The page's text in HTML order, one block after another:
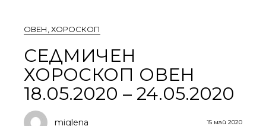
ОВЕН ХОРОСКОП
СЕДМИЧЕН
ХОРОСКОП ОВЕН
18.05.2020 – 24.05.2020
miglena 15 май 2020